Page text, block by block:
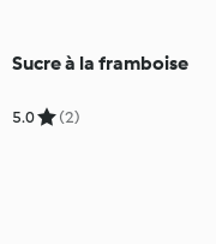
Sucre à la framboise
5.0 (2)